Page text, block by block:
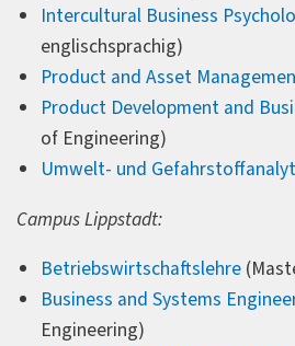
Intercultural Business
englischsprachig)
Product and Asset
Product Development and
of Engineering)
Umwelt- und
Campus Lippstadt:
Betriebswirtschaftslehre
Business and Systems
Engineering)